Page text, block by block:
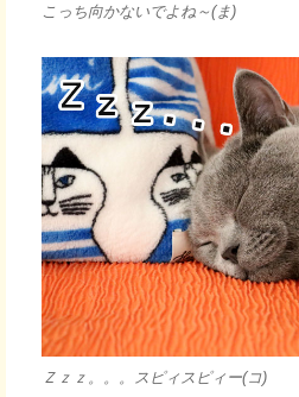
こっち向かないでよね～(ま)
Ｚｚｚ。。。スピィスピィー(コ)